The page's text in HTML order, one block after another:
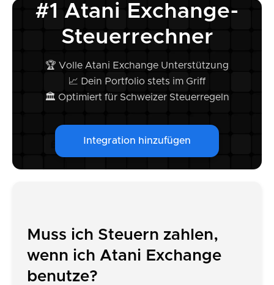
#1 Atani Exchange-
Steuerrechner
🏆 Volle Atani Exchange Unterstützung
📈 Dein Portfolio stets im Griff
🏛️ Optimiert für Schweizer Steuerregeln
Integration hinzufügen
Muss ich Steuern zahlen,
wenn ich Atani Exchange
benutze?